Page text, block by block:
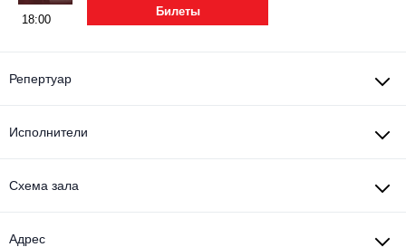
18:00
Билеты
Репертуар
Исполнители
Схема зала
Адрес